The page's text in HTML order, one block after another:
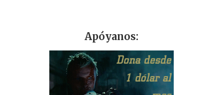
Apóyanos: